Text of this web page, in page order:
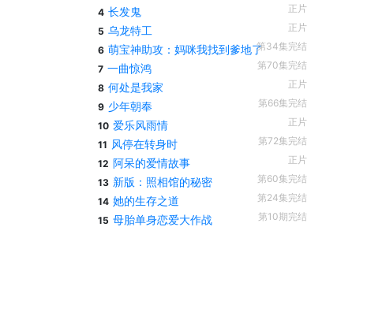
4 长发鬼
正片
5 乌龙特工
正片
6 萌宝神助攻：妈咪我找到爹地了第34集完结
7 一曲惊鸿
第70集完结
8 何处是我家
正片
9 少年朝奉
第66集完结
10 爱乐风雨情
正片
11 风停在转身时
第72集完结
12 阿呆的爱情故事
正片
13 新版：照相馆的秘密
第60集完结
14 她的生存之道
第24集完结
15 母胎单身恋爱大作战 第10期完结